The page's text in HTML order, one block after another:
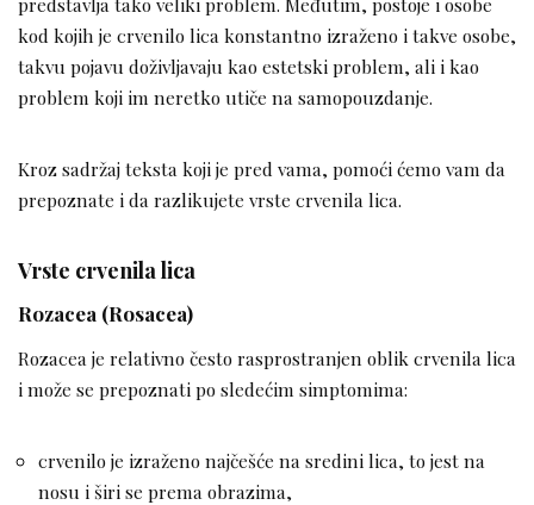
kod kojih je crvenilo lica konstantno izraženo i takve osobe,
takvu pojavu doživljavaju kao estetski problem, ali i kao
problem koji im neretko utiče na samopouzdanje.
Kroz sadržaj teksta koji je pred vama, pomoći ćemo vam da
prepoznate i da razlikujete vrste crvenila lica.
Vrste crvenila lica
Rozacea (Rosacea)
Rozacea je relativno često rasprostranjen oblik crvenila lica
i može se prepoznati po sledećim simptomima:
crvenilo je izraženo najčešće na sredini lica, to jest na
nosu i širi se prema obrazima,